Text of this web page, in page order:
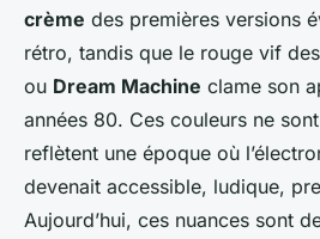
crème des premières versions
rétro, tandis que le rouge vif
ou Dream Machine clame son
années 80. Ces couleurs ne
reflètent une époque où
devenait accessible, ludique,
Aujourd’hui, ces nuances sont